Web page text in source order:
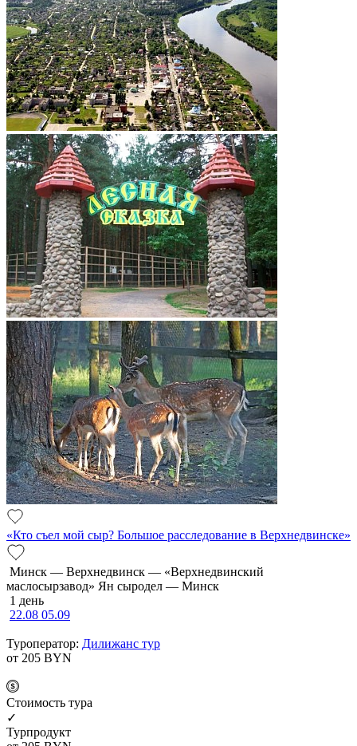
«Кто съел мой сыр? Большое расследование в Верхнедвинске»
Минск — Верхнедвинск — «Верхнедвинский
маслосырзавод» Ян сыродел — Минск
1 день
22.08 05.09
Туроператор: Дилижанс тур
от 205 BYN
Cтоимость тура
✓
Турпродукт